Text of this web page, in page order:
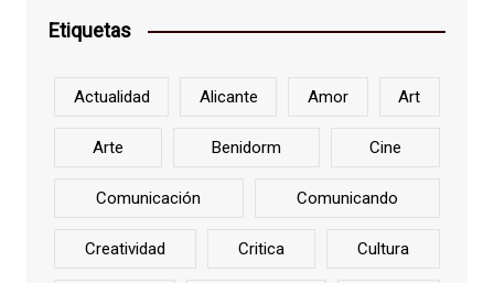
Etiquetas
Actualidad Alicante Amor Art
Arte Benidorm Cine
Comunicación Comunicando
Creatividad Critica Cultura